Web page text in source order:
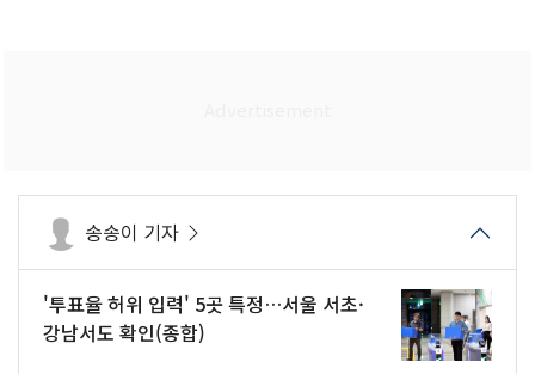
송송이 기자
'투표율 허위 입력' 5곳 특정…서울 서초·
강남서도 확인(종합)